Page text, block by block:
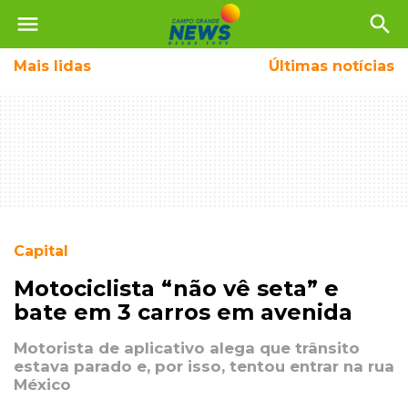
menu search
Mais lidas Últimas notícias
Capital
Motociclista “não vê seta” e
bate em 3 carros em avenida
Motorista de aplicativo alega que trânsito
estava parado e, por isso, tentou entrar na rua
México